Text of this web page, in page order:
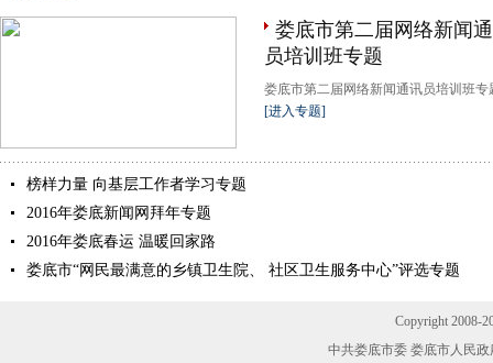
娄底市第二届网络新闻
员培训班专题
娄底市第二届网络新闻通讯员培训班专
[进入专题]
榜样力量 向基层工作者学习专题
2016年娄底新闻网拜年专题
2016年娄底春运 温暖回家路
娄底市“网民最满意的乡镇卫生院、 社区卫生服务中心”评选专题
Copyright 2008-
中共娄底市委 娄底市人民